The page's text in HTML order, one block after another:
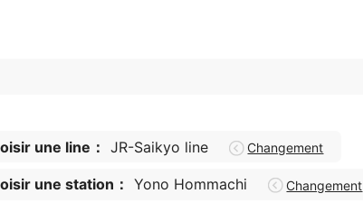
une line： JR-Saikyo line Changement
une station： Yono Hommachi Changement